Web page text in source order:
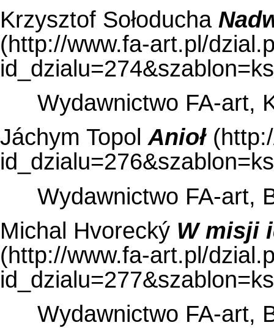
Krzysztof Sołoducha
Wydawnictwo FA-art,
Jáchym Topol Anioł
Wydawnictwo FA-art,
Michal Hvorecký W misji
Wydawnictwo FA-art,